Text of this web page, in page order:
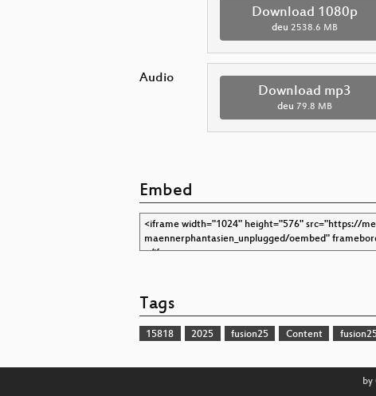
Download 1080p
deu 2538.6 MB
Audio
Download mp3
deu 79.8 MB
Embed
Tags
15818 2025 fusion25 Content
by